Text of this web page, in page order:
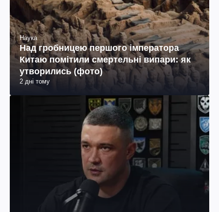
Наука
Над гробницею першого імператора
Китаю помітили смертельні випари: як
утворились (фото)
2 дні тому